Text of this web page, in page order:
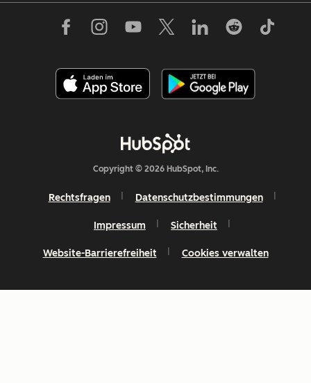
Copyright © 2026 HubSpot, Inc.
Rechtsfragen Datenschutzbestimmungen
Impressum Sicherheit
Website-Barrierefreiheit Cookies verwalten